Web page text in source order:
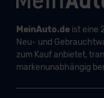
MeinAuto.deist eine
Neu- und
zum Kauf anbietet,
markenunabhängig